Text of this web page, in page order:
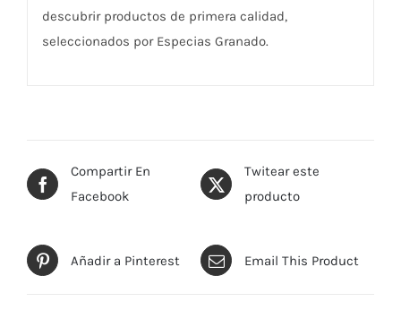
descubrir productos de primera calidad,
seleccionados por Especias Granado.
Compartir En
Facebook
Twitear este
producto
Añadir a Pinterest Email This Product